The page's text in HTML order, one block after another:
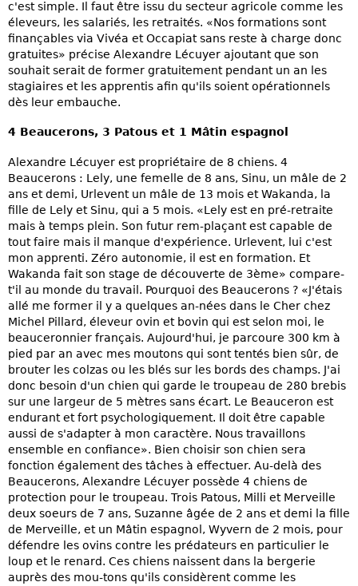
c'est simple. Il faut être issu du secteur agricole comme les
éleveurs, les salariés, les retraités. «Nos formations sont
finançables via Vivéa et Occapiat sans reste à charge donc
gratuites» précise Alexandre Lécuyer ajoutant que son
souhait serait de former gratuitement pendant un an les
stagiaires et les apprentis afin qu'ils soient opérationnels
dès leur embauche.
4 Beaucerons, 3 Patous et 1 Mâtin espagnol
Alexandre Lécuyer est propriétaire de 8 chiens. 4
Beaucerons : Lely, une femelle de 8 ans, Sinu, un mâle de 2
ans et demi, Urlevent un mâle de 13 mois et Wakanda, la
fille de Lely et Sinu, qui a 5 mois. «Lely est en pré-retraite
mais à temps plein. Son futur rem-plaçant est capable de
tout faire mais il manque d'expérience. Urlevent, lui c'est
mon apprenti. Zéro autonomie, il est en formation. Et
Wakanda fait son stage de découverte de 3ème» compare-
t'il au monde du travail. Pourquoi des Beaucerons ? «J'étais
allé me former il y a quelques an-nées dans le Cher chez
Michel Pillard, éleveur ovin et bovin qui est selon moi, le
beauceronnier français. Aujourd'hui, je parcoure 300 km à
pied par an avec mes moutons qui sont tentés bien sûr, de
brouter les colzas ou les blés sur les bords des champs. J'ai
donc besoin d'un chien qui garde le troupeau de 280 brebis
sur une largeur de 5 mètres sans écart. Le Beauceron est
endurant et fort psychologiquement. Il doit être capable
aussi de s'adapter à mon caractère. Nous travaillons
ensemble en confiance». Bien choisir son chien sera
fonction également des tâches à effectuer. Au-delà des
Beaucerons, Alexandre Lécuyer possède 4 chiens de
protection pour le troupeau. Trois Patous, Milli et Merveille
deux soeurs de 7 ans, Suzanne âgée de 2 ans et demi la fille
de Merveille, et un Mâtin espagnol, Wyvern de 2 mois, pour
défendre les ovins contre les prédateurs en particulier le
loup et le renard. Ces chiens naissent dans la bergerie
auprès des mou-tons qu'ils considèrent comme les